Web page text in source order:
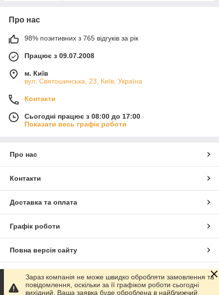
Про нас
98% позитивних з 765 відгуків за рік
Працює з 09.07.2008
м. Київ
вул. Святошинська, 23, Київ, Україна
Контакти
Сьогодні працює з 08:00 до 17:00
Показати весь графік роботи
Про нас
Контакти
Доставка та оплата
Графік роботи
Повна версія сайту
Сайт створено на маркетплейсі Prom.ua
Зараз компанія не може швидко обробляти замовлення та
повідомлення, оскільки за її графіком роботи сьогодні
вихідний. Ваша заявка буде оброблена в найближчий